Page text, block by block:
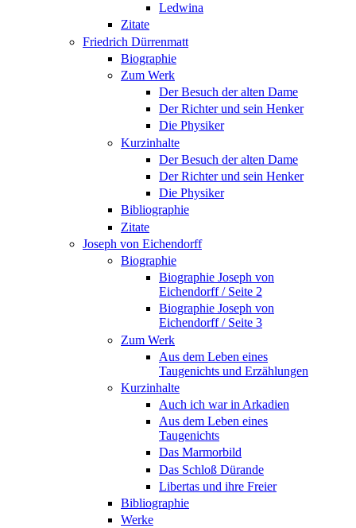
Ledwina
Zitate
Friedrich Dürrenmatt
Biographie
Zum Werk
Der Besuch der alten Dame
Der Richter und sein Henker
Die Physiker
Kurzinhalte
Der Besuch der alten Dame
Der Richter und sein Henker
Die Physiker
Bibliographie
Zitate
Joseph von Eichendorff
Biographie
Biographie Joseph von
Eichendorff / Seite 2
Biographie Joseph von
Eichendorff / Seite 3
Zum Werk
Aus dem Leben eines
Taugenichts und Erzählungen
Kurzinhalte
Auch ich war in Arkadien
Aus dem Leben eines
Taugenichts
Das Marmorbild
Das Schloß Dürande
Libertas und ihre Freier
Bibliographie
Werke